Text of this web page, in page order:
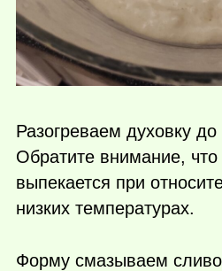
Разогреваем духовку до
Обратите внимание, что
выпекается при
низких температурах.
Форму смазываем